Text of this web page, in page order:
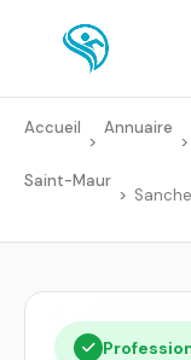
Accueil
>
Annuaire
>
Saint-Maur
>